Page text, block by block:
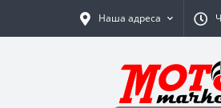
Наша адреса